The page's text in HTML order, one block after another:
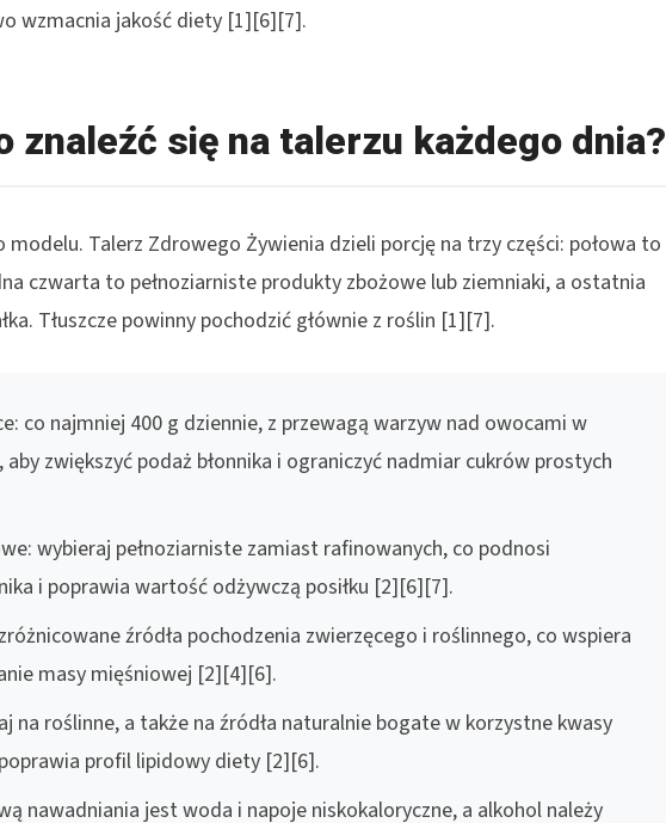
wzmacnia jakość diety [1][6][7].
znaleźć się na talerzu każdego dnia?
Talerz Zdrowego Żywienia dzieli porcję na trzy części: połowa to
czwarta to pełnoziarniste produkty zbożowe lub ziemniaki, a ostatnia
Tłuszcze powinny pochodzić głównie z roślin [1][7].
co najmniej 400 g dziennie, z przewagą warzyw nad owocami w
zwiększyć podaż błonnika i ograniczyć nadmiar cukrów prostych
wybieraj pełnoziarniste zamiast rafinowanych, co podnosi
i poprawia wartość odżywczą posiłku [2][6][7].
zróżnicowane źródła pochodzenia zwierzęcego i roślinnego, co wspiera
masy mięśniowej [2][4][6].
na roślinne, a także na źródła naturalnie bogate w korzystne kwasy
profil lipidowy diety [2][6].
nawadniania jest woda i napoje niskokaloryczne, a alkohol należy